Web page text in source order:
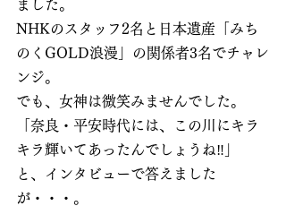
ました。
NHKのスタッフ2名と日本遺産「みち
のくGOLD浪漫」の関係者3名でチャレ
ンジ。
でも、女神は微笑みませんでした。
「奈良・平安時代には、この川にキラ
キラ輝いてあったんでしょうね‼」
と、インタビューで答えました
が・・・。